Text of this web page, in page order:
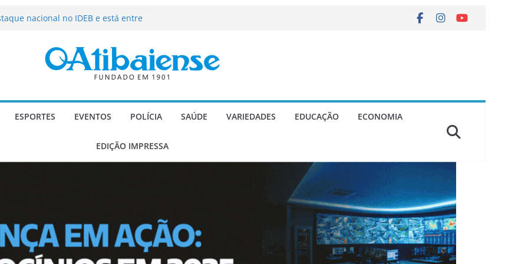
nacional no IDEB e está entre
investe em contrapartidas gerando
fortes rajadas de vento a partir
no Dia do Advogado
ESPORTES EVENTOS POLÍCIA SAÚDE VARIEDADES EDUCAÇÃO ECONOMIA
EDIÇÃO IMPRESSA